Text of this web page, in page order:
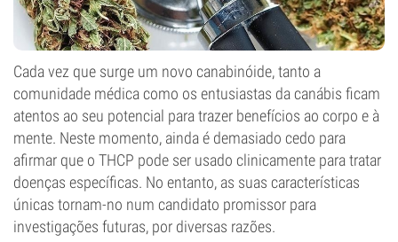
Cada vez que surge um novo canabinóide, tanto a
comunidade médica como os entusiastas da canábis ficam
atentos ao seu potencial para trazer benefícios ao corpo e à
mente. Neste momento, ainda é demasiado cedo para
afirmar que o THCP pode ser usado clinicamente para tratar
doenças específicas. No entanto, as suas características
únicas tornam-no num candidato promissor para
investigações futuras, por diversas razões.